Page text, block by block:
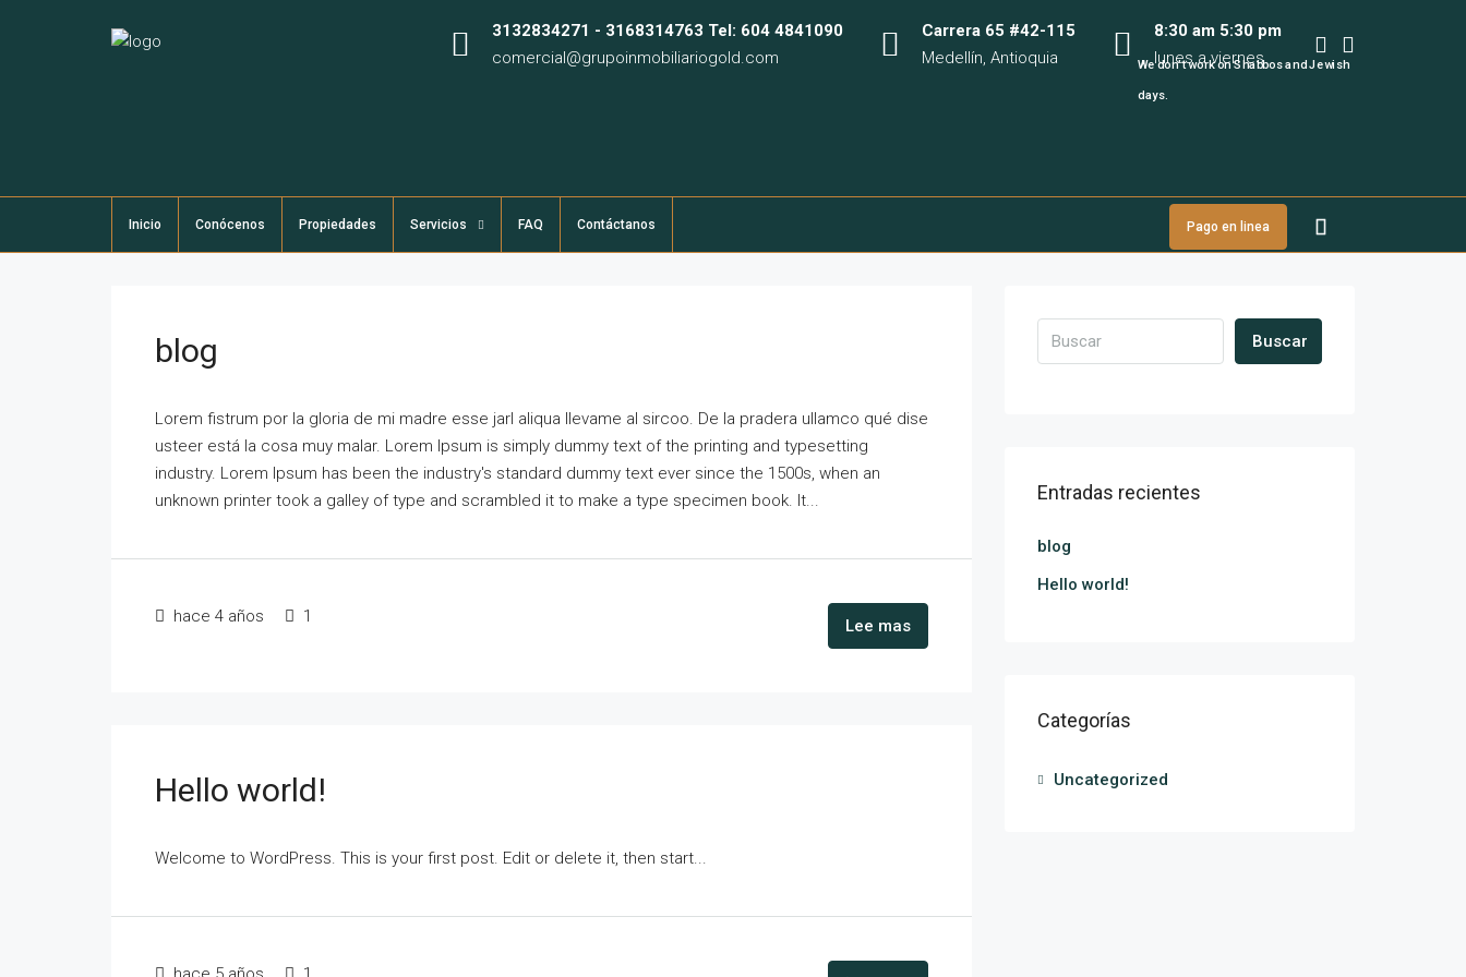
3132834271 - 3168314763 Tel: 604 4841090
comercial@grupoinmobiliariogold.com
Carrera 65 #42-115
Medellín, Antioquia
8:30 am 5:30 pm
lunes a viernes
We don’t work on Shabbos and Jewish
days.
Inicio Conócenos Propiedades Servicios FAQ Contáctanos​ Pago en linea
blog
Lorem fistrum por la gloria de mi madre esse jarl aliqua llevame al sircoo. De la pradera ullamco qué dise
usteer está la cosa muy malar. Lorem Ipsum is simply dummy text of the printing and typesetting
industry. Lorem Ipsum has been the industry's standard dummy text ever since the 1500s, when an
unknown printer took a galley of type and scrambled it to make a type specimen book. It...
hace 4 años 1 Lee mas
Hello world!
Welcome to WordPress. This is your first post. Edit or delete it, then start...
Buscar
Entradas recientes
blog
Hello world!
Categorías
Uncategorized